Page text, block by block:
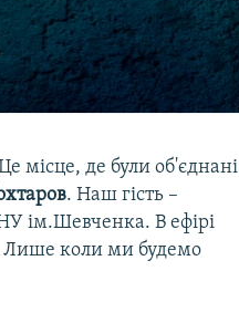
місце, де були об'єднані
. Наш гість –
ім.Шевченка. В ефірі
Лише коли ми будемо